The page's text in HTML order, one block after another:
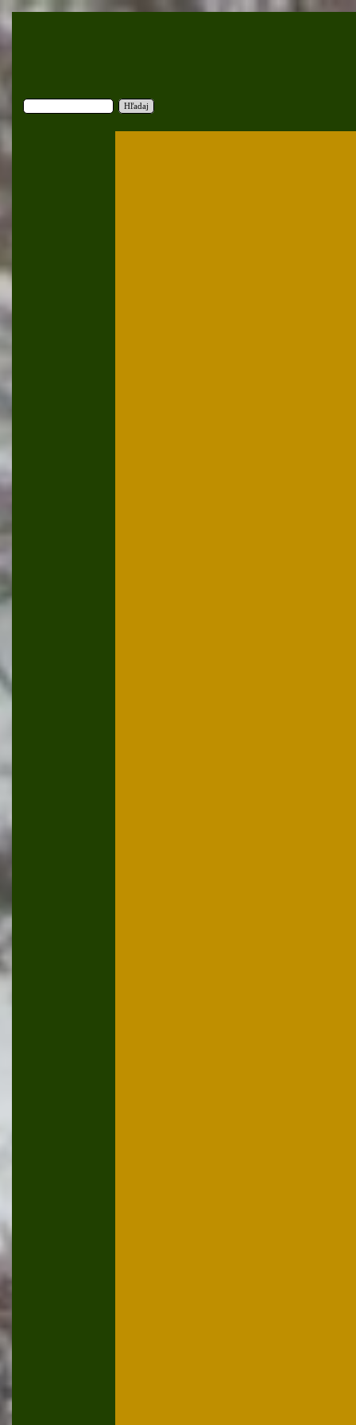
Hľadaj